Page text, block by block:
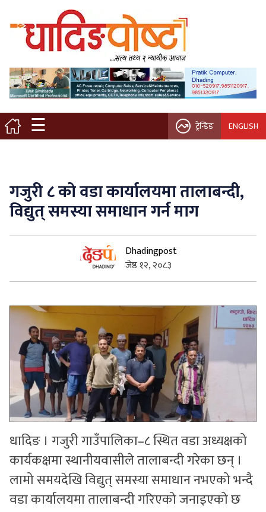
☰
मुख्य पृष्ठ
स्थानीय समाचार
विचार / ब्लग
नगर/गाउँ पालिका
कृषि/सहकारी
साहित्य / संस्कृति
सुचनाहरु
स्वास्थ्य
भिडियो
ट्रेन्डिङ ENGLISH
गजुरी ८ को वडा कार्यालयमा तालाबन्दी,
विद्युत् समस्या समाधान गर्न माग
Dhadingpost
जेष्ठ १२, २०८३
धादिङ । गजुरी गाउँपालिका–८ स्थित वडा अध्यक्षको
कार्यकक्षमा स्थानीयवासीले तालाबन्दी गरेका छन् ।
लामो समयदेखि विद्युत् समस्या समाधान नभएको भन्दै
वडा कार्यालयमा तालाबन्दी गरिएको जनाइएको छ